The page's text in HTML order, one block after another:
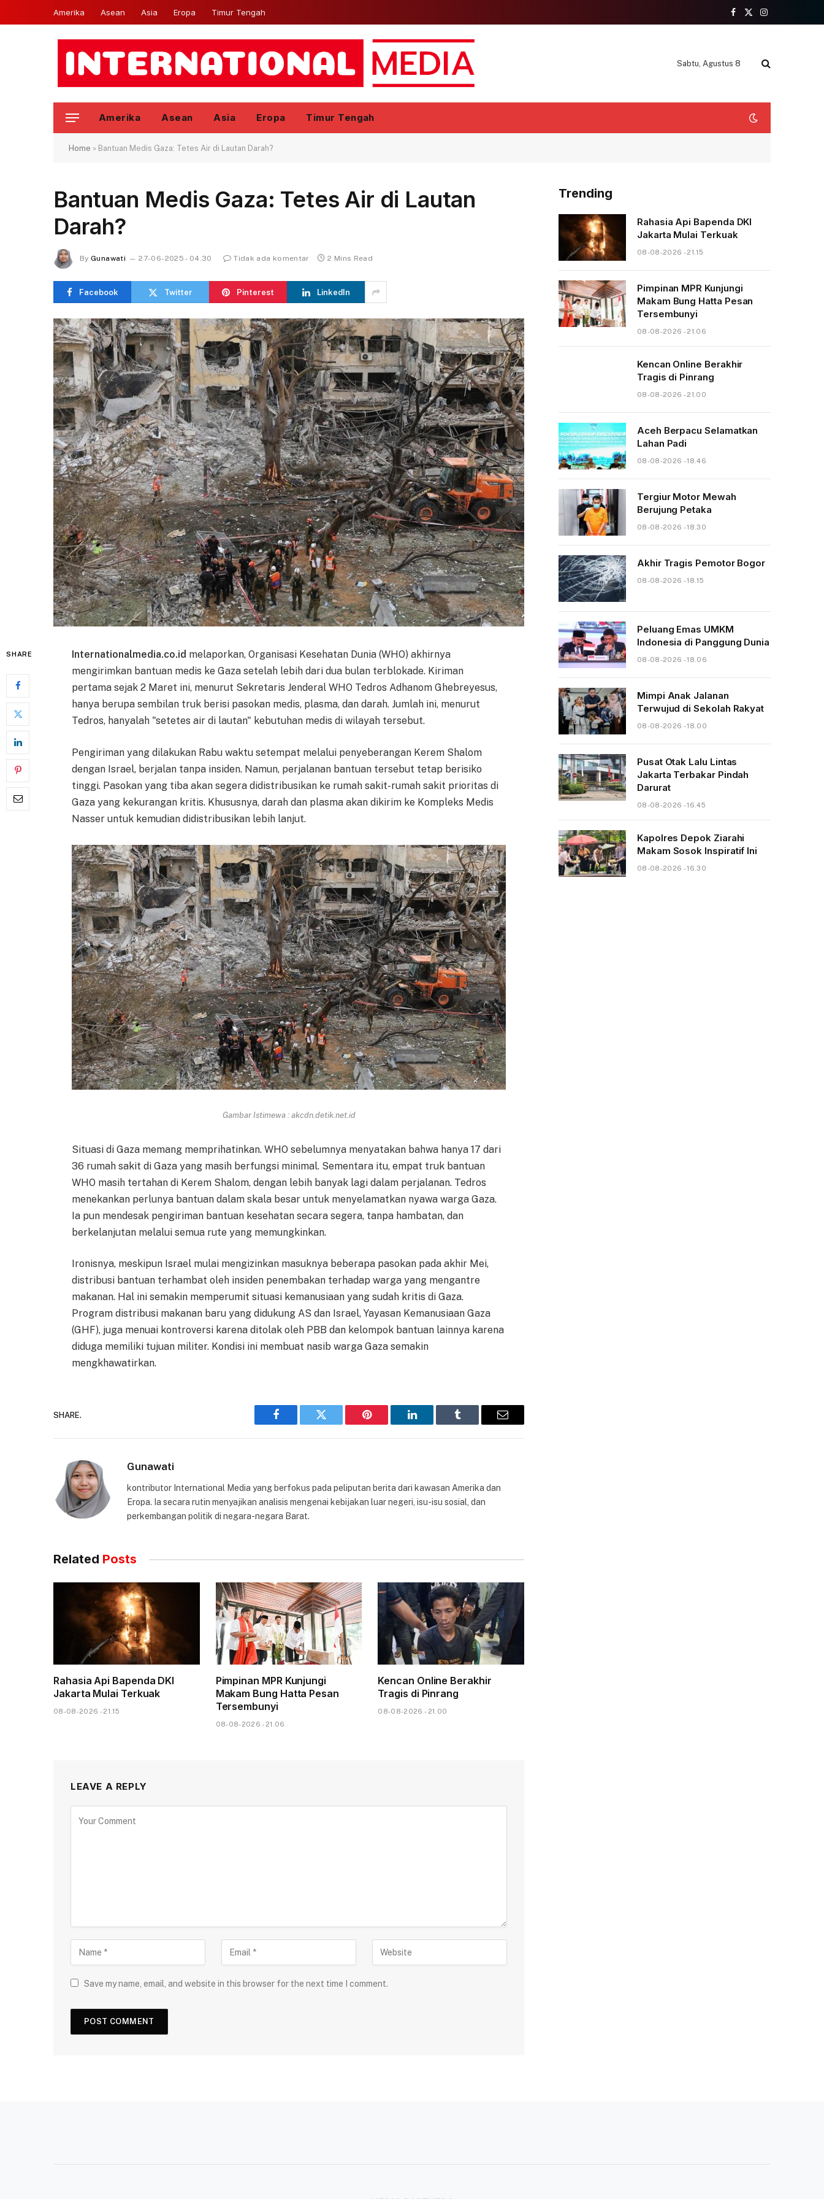
Amerika Asean Asia Eropa Timur Tengah
Facebook
X
Instagram
Sabtu, Agustus 8
Amerika Asean Asia Eropa Timur Tengah
Home » Bantuan Medis Gaza: Tetes Air di Lautan Darah?
Bantuan Medis Gaza: Tetes Air di Lautan
Darah?
By Gunawati 27-06-2025 - 04.30 Tidak ada komentar 2 Mins Read
Facebook Twitter Pinterest LinkedIn
SHARE Internationalmedia.co.id melaporkan, Organisasi Kesehatan Dunia (WHO) akhirnya
mengirimkan bantuan medis ke Gaza setelah lebih dari dua bulan terblokade. Kiriman
pertama sejak 2 Maret ini, menurut Sekretaris Jenderal WHO Tedros Adhanom Ghebreyesus,
hanya berupa sembilan truk berisi pasokan medis, plasma, dan darah. Jumlah ini, menurut
Tedros, hanyalah "setetes air di lautan" kebutuhan medis di wilayah tersebut.
Pengiriman yang dilakukan Rabu waktu setempat melalui penyeberangan Kerem Shalom
dengan Israel, berjalan tanpa insiden. Namun, perjalanan bantuan tersebut tetap berisiko
tinggi. Pasokan yang tiba akan segera didistribusikan ke rumah sakit-rumah sakit prioritas di
Gaza yang kekurangan kritis. Khususnya, darah dan plasma akan dikirim ke Kompleks Medis
Nasser untuk kemudian didistribusikan lebih lanjut.
Gambar Istimewa : akcdn.detik.net.id
Situasi di Gaza memang memprihatinkan. WHO sebelumnya menyatakan bahwa hanya 17 dari
36 rumah sakit di Gaza yang masih berfungsi minimal. Sementara itu, empat truk bantuan
WHO masih tertahan di Kerem Shalom, dengan lebih banyak lagi dalam perjalanan. Tedros
menekankan perlunya bantuan dalam skala besar untuk menyelamatkan nyawa warga Gaza.
Ia pun mendesak pengiriman bantuan kesehatan secara segera, tanpa hambatan, dan
berkelanjutan melalui semua rute yang memungkinkan.
Ironisnya, meskipun Israel mulai mengizinkan masuknya beberapa pasokan pada akhir Mei,
distribusi bantuan terhambat oleh insiden penembakan terhadap warga yang mengantre
makanan. Hal ini semakin memperumit situasi kemanusiaan yang sudah kritis di Gaza.
Program distribusi makanan baru yang didukung AS dan Israel, Yayasan Kemanusiaan Gaza
(GHF), juga menuai kontroversi karena ditolak oleh PBB dan kelompok bantuan lainnya karena
diduga memiliki tujuan militer. Kondisi ini membuat nasib warga Gaza semakin
mengkhawatirkan.
SHARE.
Facebook Twitter Pinterest LinkedIn Tumblr Email
Gunawati
kontributor International Media yang berfokus pada peliputan berita dari kawasan Amerika dan
Eropa. Ia secara rutin menyajikan analisis mengenai kebijakan luar negeri, isu-isu sosial, dan
perkembangan politik di negara-negara Barat.
Related Posts
Rahasia Api Bapenda DKI
Jakarta Mulai Terkuak
08-08-2026 - 21.15
Pimpinan MPR Kunjungi
Makam Bung Hatta Pesan
Tersembunyi
08-08-2026 - 21.06
Kencan Online Berakhir
Tragis di Pinrang
08-08-2026 - 21.00
LEAVE A REPLY
Save my name, email, and website in this browser for the next time I comment.
Trending
Rahasia Api Bapenda DKI
Jakarta Mulai Terkuak
08-08-2026 - 21.15
Pimpinan MPR Kunjungi
Makam Bung Hatta Pesan
Tersembunyi
08-08-2026 - 21.06
Kencan Online Berakhir
Tragis di Pinrang
08-08-2026 - 21.00
Aceh Berpacu Selamatkan
Lahan Padi
08-08-2026 - 18.46
Tergiur Motor Mewah
Berujung Petaka
08-08-2026 - 18.30
Akhir Tragis Pemotor Bogor
08-08-2026 - 18.15
Peluang Emas UMKM
Indonesia di Panggung Dunia
08-08-2026 - 18.06
Mimpi Anak Jalanan
Terwujud di Sekolah Rakyat
08-08-2026 - 18.00
Pusat Otak Lalu Lintas
Jakarta Terbakar Pindah
Darurat
08-08-2026 - 16.45
Kapolres Depok Ziarahi
Makam Sosok Inspiratif Ini
08-08-2026 - 16.30